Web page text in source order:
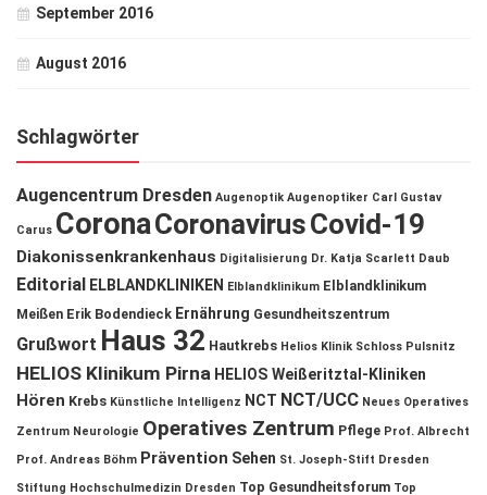
September 2016
August 2016
Schlagwörter
Augencentrum Dresden Augenoptik Augenoptiker Carl Gustav
Carus CoronaCoronavirusCovid-19
Diakonissenkrankenhaus Digitalisierung Dr. Katja Scarlett Daub
Editorial ELBLANDKLINIKEN Elblandklinikum Elblandklinikum
Meißen Erik Bodendieck Ernährung Gesundheitszentrum
Grußwort Haus 32 Hautkrebs Helios Klinik Schloss Pulsnitz
HELIOS Klinikum Pirna HELIOS Weißeritztal-Kliniken
Hören Krebs Künstliche Intelligenz NCT NCT/UCC Neues Operatives
Zentrum Neurologie Operatives Zentrum Pflege Prof. Albrecht
Prof. Andreas Böhm Prävention Sehen St. Joseph-Stift Dresden
Stiftung Hochschulmedizin Dresden Top Gesundheitsforum Top